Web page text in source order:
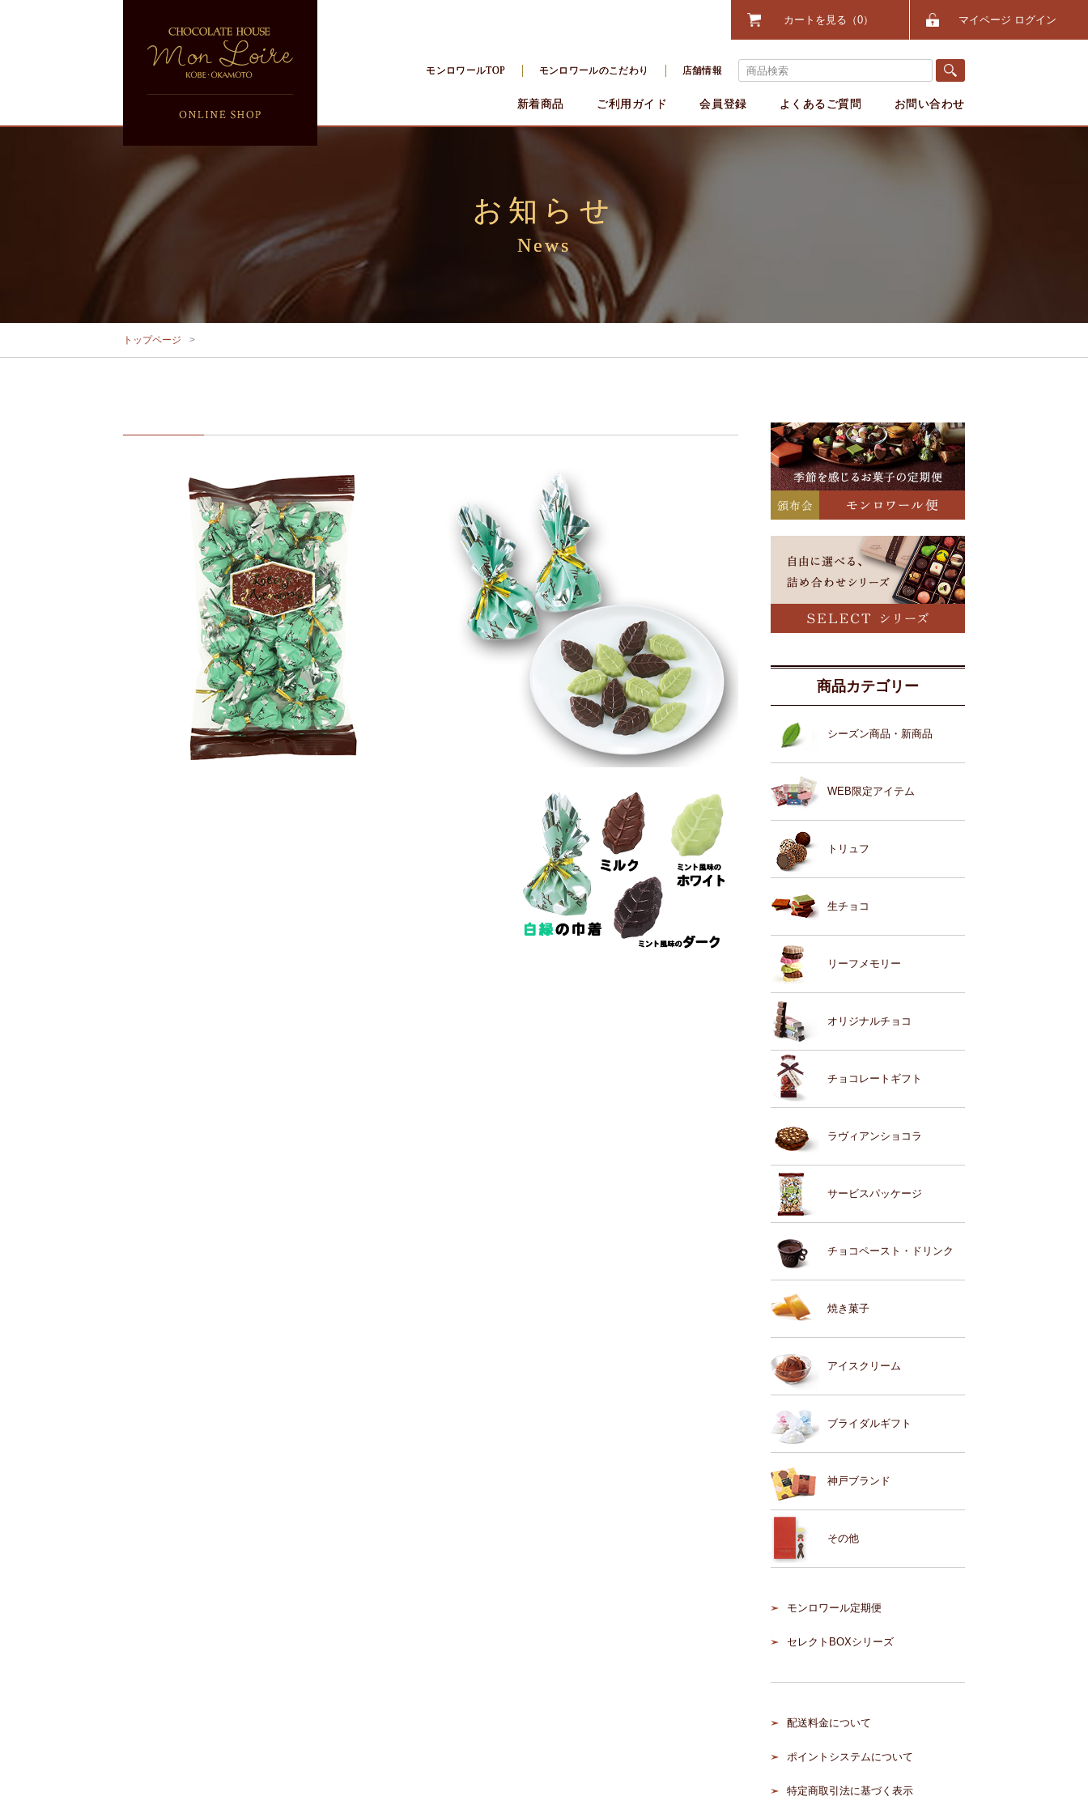
カートを見る 0 マイページ ログイン
モンロワールTOP モンロワールのこだわり 店舗情報
新着商品 ご利用ガイド 会員登録 よくあるご質問 お問い合わせ
お知らせ
News
トップページ
商品カテゴリー
シーズン商品・新商品
WEB限定アイテム
トリュフ
生チョコ
リーフメモリー
オリジナルチョコ
チョコレートギフト
ラヴィアンショコラ
サービスパッケージ
チョコペースト・ドリンク
焼き菓子
アイスクリーム
ブライダルギフト
神戸ブランド
その他
モンロワール定期便
セレクトBOXシリーズ
配送料金について
ポイントシステムについて
特定商取引法に基づく表示